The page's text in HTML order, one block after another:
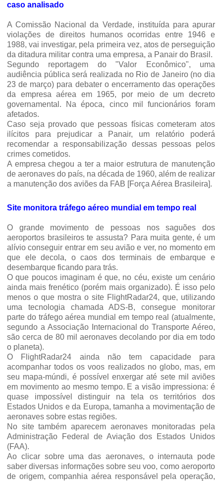
caso analisado
A Comissão Nacional da Verdade, instituída para apurar
violações de direitos humanos ocorridas entre 1946 e
1988, vai investigar, pela primeira vez, atos de perseguição
da ditadura militar contra uma empresa, a Panair do Brasil.
Segundo reportagem do "Valor Econômico", uma
audiência pública será realizada no Rio de Janeiro (no dia
23 de março) para debater o encerramento das operações
da empresa aérea em 1965, por meio de um decreto
governamental. Na época, cinco mil funcionários foram
afetados.
Caso seja provado que pessoas físicas cometeram atos
ilícitos para prejudicar a Panair, um relatório poderá
recomendar a responsabilização dessas pessoas pelos
crimes cometidos.
A empresa chegou a ter a maior estrutura de manutenção
de aeronaves do país, na década de 1960, além de realizar
a manutenção dos aviões da FAB [Força Aérea Brasileira].
Site monitora tráfego aéreo mundial em tempo real
O grande movimento de pessoas nos saguões dos
aeroportos brasileiros te assusta? Para muita gente, é um
alívio conseguir entrar em seu avião e ver, no momento em
que ele decola, o caos dos terminais de embarque e
desembarque ficando para trás.
O que poucos imaginam é que, no céu, existe um cenário
ainda mais frenético (porém mais organizado). É isso pelo
menos o que mostra o site FlightRadar24, que, utilizando
uma tecnologia chamada ADS-B, consegue monitorar
parte do tráfego aérea mundial em tempo real (atualmente,
segundo a Associação Internacional do Transporte Aéreo,
são cerca de 80 mil aeronaves decolando por dia em todo
o planeta).
O FlightRadar24 ainda não tem capacidade para
acompanhar todos os voos realizados no globo, mas, em
seu mapa-múndi, é possível enxergar até sete mil aviões
em movimento ao mesmo tempo. E a visão impressiona: é
quase impossível distinguir na tela os territórios dos
Estados Unidos e da Europa, tamanha a movimentação de
aeronaves sobre estas regiões.
No site também aparecem aeronaves monitoradas pela
Administração Federal de Aviação dos Estados Unidos
(FAA).
Ao clicar sobre uma das aeronaves, o internauta pode
saber diversas informações sobre seu voo, como aeroporto
de origem, companhia aérea responsável pela operação,